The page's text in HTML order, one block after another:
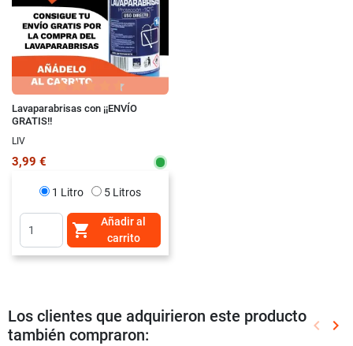
Lavaparabrisas con ¡¡ENVÍO
GRATIS!!
LIV
3,99 €
1 Litro 5 Litros

Añadir al
carrito
Los clientes que adquirieron este producto
también compraron:
keyboard_arrow_left keyboard_arrow_right